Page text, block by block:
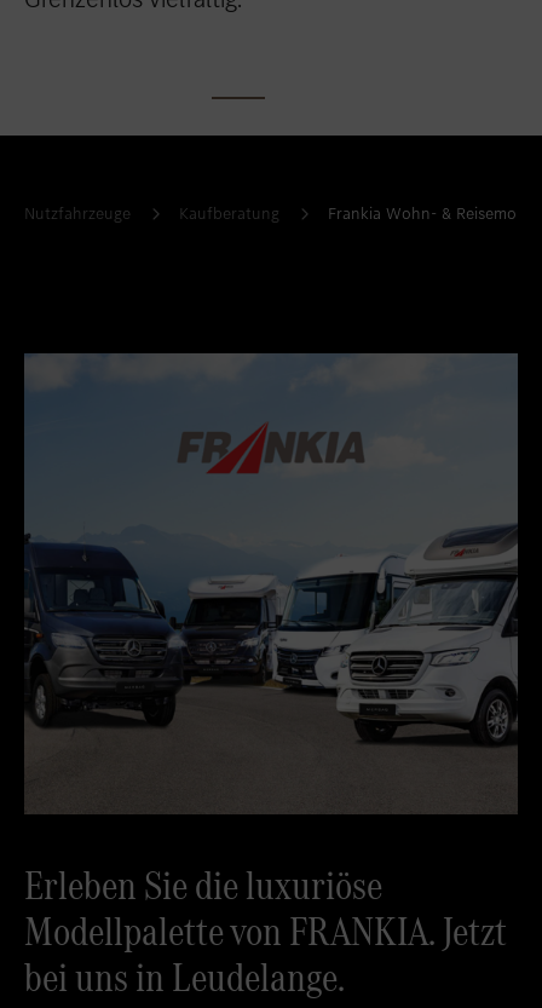
Nutzfahrzeuge Kaufberatung Frankia Wohn- & Reisemobile
Erleben Sie die luxuriöse
Modellpalette von FRANKIA. Jetzt
bei uns in Leudelange.